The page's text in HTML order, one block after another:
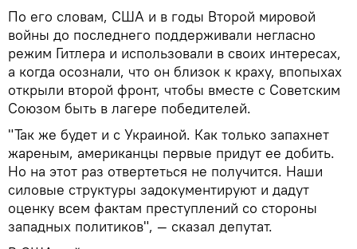
По его словам, США и в годы Второй мировой
войны до последнего поддерживали негласно
режим Гитлера и использовали в своих интересах,
а когда осознали, что он близок к краху, впопыхах
открыли второй фронт, чтобы вместе с Советским
Союзом быть в лагере победителей.
"Так же будет и с Украиной. Как только запахнет
жареным, американцы первые придут ее добить.
Но на этот раз отвертеться не получится. Наши
силовые структуры задокументируют и дадут
оценку всем фактам преступлений со стороны
западных политиков", — сказал депутат.